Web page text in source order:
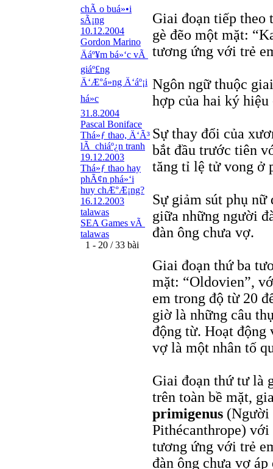
chÃ o buá»•i
sÃ¡ng
10.12.2004
Gordon Marino
Äáº¥m bá»‘c vÃ
giáº£ng
Ä‘Æ°á»ng Ä‘áº¡i
há»c
31.8.2004
Pascal Boniface
Thá»ƒ thao, Ä‘Ã³
lÃ chiáº¿n tranh
19.12.2003
Thá»ƒ thao hay
phÃ¢n phá»‘i
huy chÆ°Æ¡ng?
16.12.2003
talawas
SEA Games vÃ
talawas
1 - 20 / 33 bài
Giai đoạn tiếp theo
gè đẽo một mặt:
tương ứng với trẻ
Ngôn ngữ thuộc
hợp của hai ký hiệu
Sự thay đổi của
bắt đầu trước tiên
tăng tỉ lệ tử vong ở
Sự giảm sút phụ nữ
giữa những người
đàn ông chưa vợ.
Giai đoạn thứ ba
mặt: “Oldovien”,
em trong độ từ 20
giờ là những câu
động từ. Hoạt động
vợ là một nhân tố
Giai đoạn thứ tư là
trên toàn bề mặt,
primigenus (Người
Pithécanthrope)
tương ứng với trẻ
đàn ông chưa vợ